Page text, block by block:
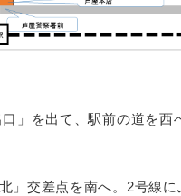
」を出て、駅前の道を西
」交差点を南へ。2号線に